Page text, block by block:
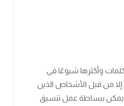
وأكثرها شيوعًا في
إلا من قبل الأشخاص الذين
يمكن ببساطة عمل تنسيق